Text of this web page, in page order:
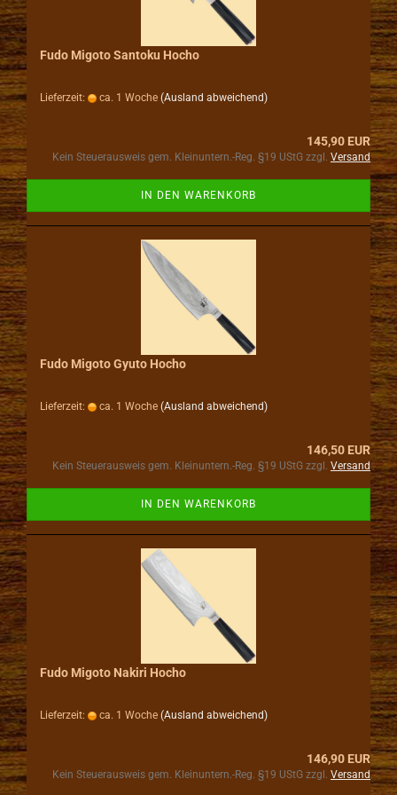
Fudo Migoto Santoku Hocho
Lieferzeit: ca. 1 Woche (Ausland abweichend)
145,90 EUR
Kein Steuerausweis gem. Kleinuntern.-Reg. §19 UStG zzgl. Versand
IN DEN WARENKORB
Fudo Migoto Gyuto Hocho
Lieferzeit: ca. 1 Woche (Ausland abweichend)
146,50 EUR
Kein Steuerausweis gem. Kleinuntern.-Reg. §19 UStG zzgl. Versand
IN DEN WARENKORB
Fudo Migoto Nakiri Hocho
Lieferzeit: ca. 1 Woche (Ausland abweichend)
146,90 EUR
Kein Steuerausweis gem. Kleinuntern.-Reg. §19 UStG zzgl. Versand